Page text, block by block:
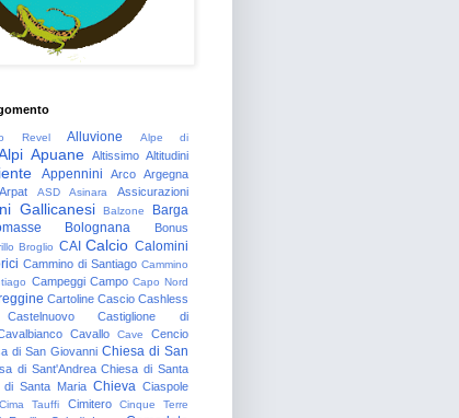
Revel Alluvione
Alpe di
Apuane Altissimo Altitudini
Appennini Arco Argegna
Arpat ASD Asinara Assicurazioni
Gallicanesi Balzone Barga
Bolognana Bonus
Broglio CAI Calcio Calomini
Cammino di Santiago Cammino
Campeggi Campo Capo Nord
Cartoline Cascio Cashless
Castelnuovo
Castiglione di
Cavallo Cave Cencio
di San Giovanni Chiesa di San
di Sant'Andrea Chiesa di Santa
di Santa Maria Chieva Ciaspole
Cima Tauffi Cimitero
Cinque Terre